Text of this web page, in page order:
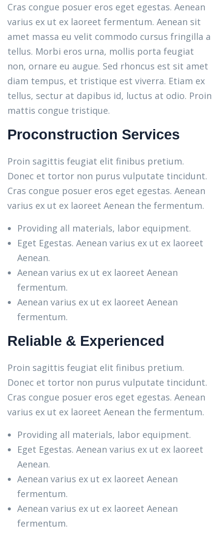
Cras congue posuer eros eget egestas. Aenean
varius ex ut ex laoreet fermentum. Aenean sit
amet massa eu velit commodo cursus fringilla a
tellus. Morbi eros urna, mollis porta feugiat
non, ornare eu augue. Sed rhoncus est sit amet
diam tempus, et tristique est viverra. Etiam ex
tellus, sectur at dapibus id, luctus at odio. Proin
mattis congue tristique.
Proconstruction Services
Proin sagittis feugiat elit finibus pretium.
Donec et tortor non purus vulputate tincidunt.
Cras congue posuer eros eget egestas. Aenean
varius ex ut ex laoreet Aenean the fermentum.
Providing all materials, labor equipment.
Eget Egestas. Aenean varius ex ut ex laoreet
Aenean.
Aenean varius ex ut ex laoreet Aenean
fermentum.
Aenean varius ex ut ex laoreet Aenean
fermentum.
Reliable & Experienced
Proin sagittis feugiat elit finibus pretium.
Donec et tortor non purus vulputate tincidunt.
Cras congue posuer eros eget egestas. Aenean
varius ex ut ex laoreet Aenean the fermentum.
Providing all materials, labor equipment.
Eget Egestas. Aenean varius ex ut ex laoreet
Aenean.
Aenean varius ex ut ex laoreet Aenean
fermentum.
Aenean varius ex ut ex laoreet Aenean
fermentum.